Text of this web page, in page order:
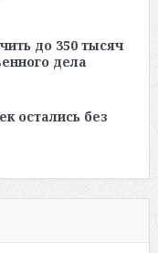
до 350 тысяч
дела
остались без